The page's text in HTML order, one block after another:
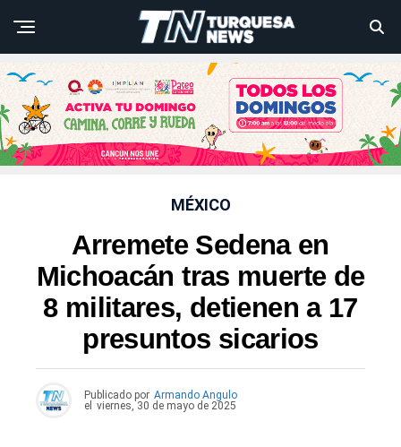
MÉXICO
Arremete Sedena en
Michoacán tras muerte de
8 militares, detienen a 17
presuntos sicarios
Publicado por Armando Angulo
el viernes, 30 de mayo de 2025